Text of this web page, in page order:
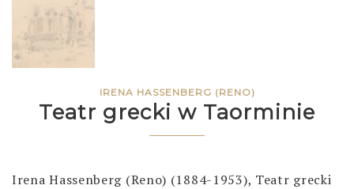
IRENA HASSENBERG (RENO)
Teatr grecki w Taorminie
Irena Hassenberg (Reno) (1884-1953), Teatr grecki